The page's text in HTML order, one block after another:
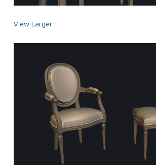
View Larger